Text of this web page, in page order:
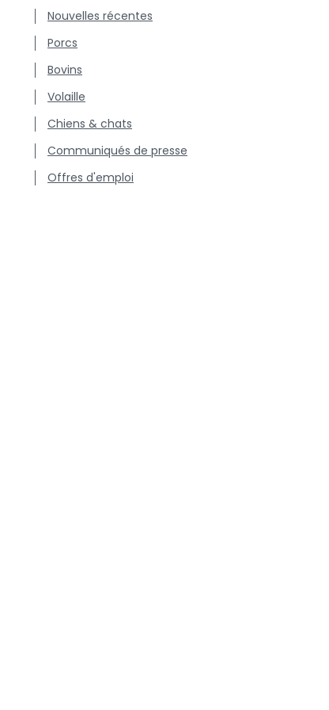
Nouvelles récentes
Porcs
Bovins
Volaille
Chiens & chats
Communiqués de presse
Offres d'emploi